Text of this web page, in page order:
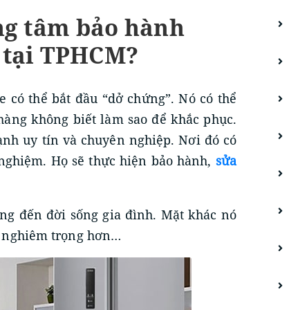
tâm bảo hành
TPHCM?
thể bắt đầu “dở chứng”. Nó có thể
không biết làm sao để khắc phục.
uy tín và chuyên nghiệp. Nơi đó có
Họ sẽ thực hiện bảo hành, sửa
đến đời sống gia đình. Mặt khác nó
trọng hơn…